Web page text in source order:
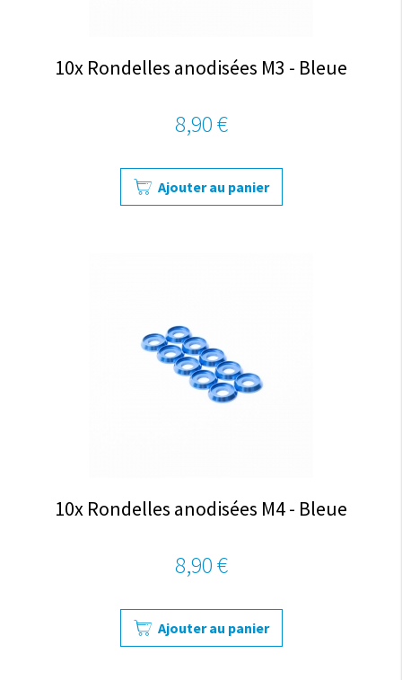
10x Rondelles anodisées M3 - Bleue
8,90 €
Ajouter au panier
10x Rondelles anodisées M4 - Bleue
8,90 €
Ajouter au panier